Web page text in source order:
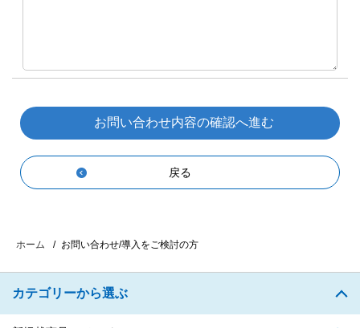
戻る
ホーム お問い合わせ/導入をご検討の方
カテゴリーから選ぶ